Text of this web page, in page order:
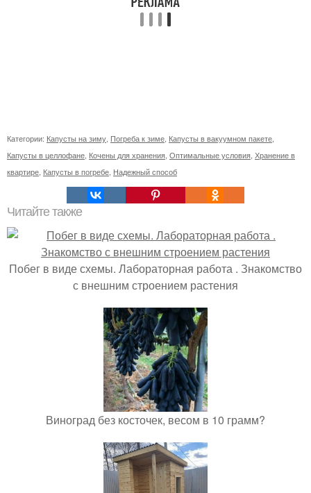
Категории: Капусты на зиму Погреба к зиме Капусты в вакуумном пакете
Капусты в целлофане Кочены для хранения Оптимальные условия Хранение в
квартире Капусты в погребе Надежный способ
Читайте также
Побег в виде схемы. Лабораторная работа . Знакомство
с внешним строением растения
Виноград без косточек, весом в 10 грамм?